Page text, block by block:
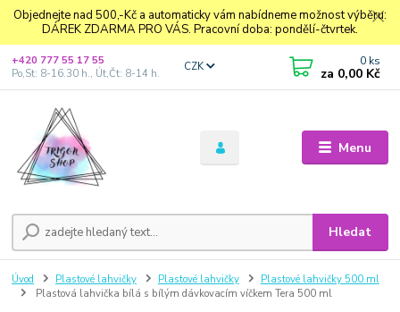
Objednejte nad 500,-Kč a automaticky vám nabídneme možnost výběru:
DÁREK ZDARMA PRO VÁS. Pracovní doba: pondělí-čtvrtek.
Menu
CZK
Hledat
+420 777 55 17 55
Po,St: 8-16.30 h., Út,Čt: 8-14 h.
0 ks
za 0,00 Kč
Úvod Plastové lahvičky Plastové lahvičky
Plastové lahvičky 500 ml
Plastová lahvička bílá s bílým dávkovacím víčkem Tera 500 ml